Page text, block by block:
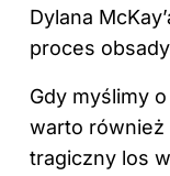
Dylana
proces
Gdy myślimy o
warto również
tragiczny los